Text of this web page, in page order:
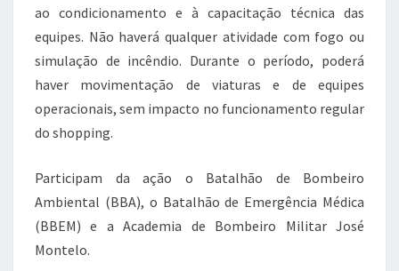
ao condicionamento e à capacitação técnica das
equipes. Não haverá qualquer atividade com fogo ou
simulação de incêndio. Durante o período, poderá
haver movimentação de viaturas e de equipes
operacionais, sem impacto no funcionamento regular
do shopping.
Participam da ação o Batalhão de Bombeiro
Ambiental (BBA), o Batalhão de Emergência Médica
(BBEM) e a Academia de Bombeiro Militar José
Montelo.